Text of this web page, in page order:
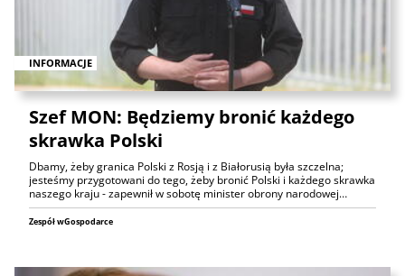
INFORMACJE
Szef MON: Będziemy bronić każdego
skrawka Polski
Dbamy, żeby granica Polski z Rosją i z Białorusią była szczelna;
jesteśmy przygotowani do tego, żeby bronić Polski i każdego skrawka
naszego kraju - zapewnił w sobotę minister obrony narodowej…
Zespół wGospodarce